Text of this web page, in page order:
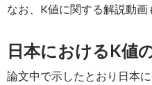
なお、K値に関する解説動画
日本におけるK値
論文中で示したとおり日本